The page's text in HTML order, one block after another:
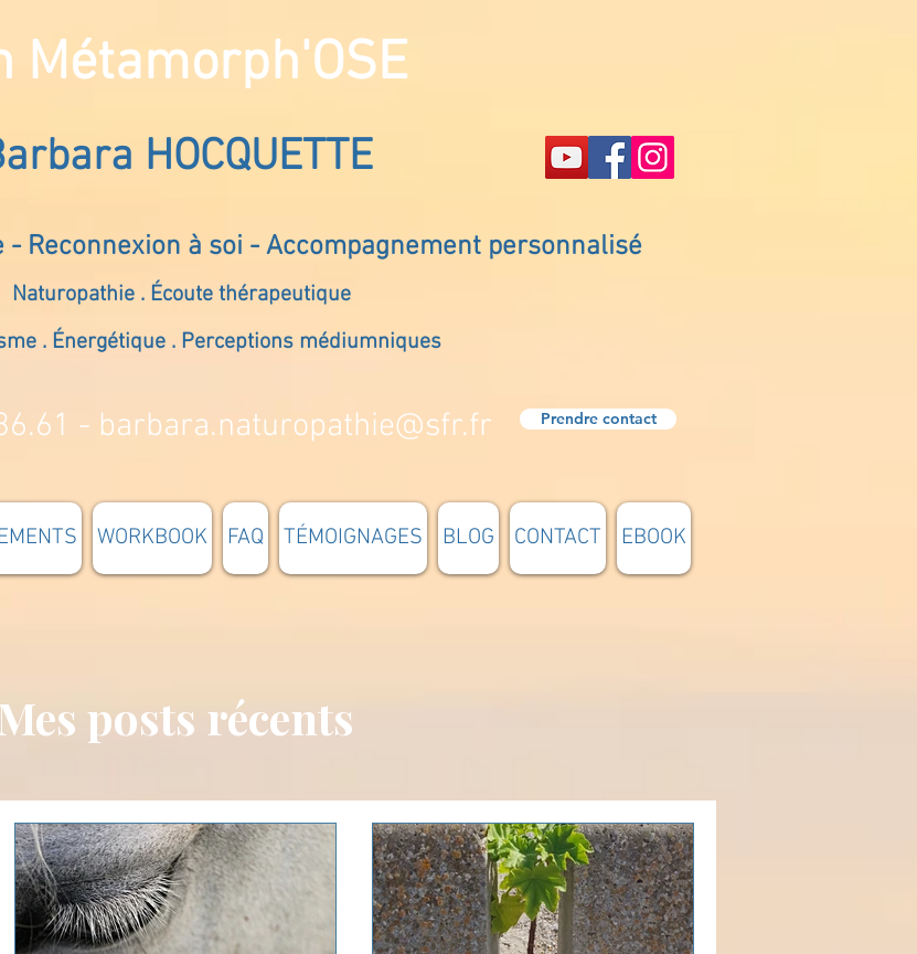
Métamorph'OSE
HOCQUETTE
Reconnexion à soi - Accompagnement personnalisé
Naturopathie . Écoute thérapeutique
. Énergétique . Perceptions médiumniques
- barbara.naturopathie@sfr.fr Prendre contact
WORKBOOK FAQ TÉMOIGNAGES BLOG CONTACT EBOOK
posts récents